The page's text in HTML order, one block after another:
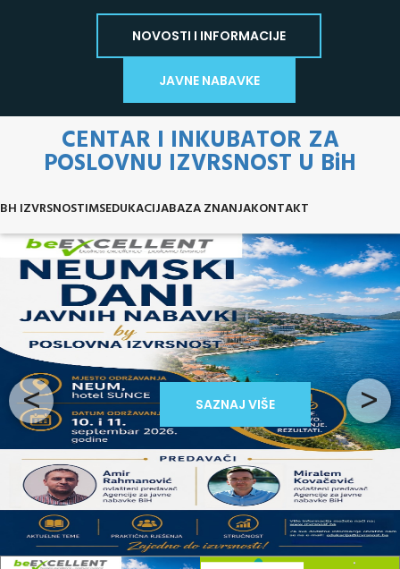
NOVOSTI I INFORMACIJE
JAVNE NABAVKE
CENTAR I INKUBATOR ZA
POSLOVNU IZVRSNOST U BiH
BH IZVRSNOSTIMSEDUKACIJABAZA ZNANJAKONTAKT
< >
SAZNAJ VIŠE